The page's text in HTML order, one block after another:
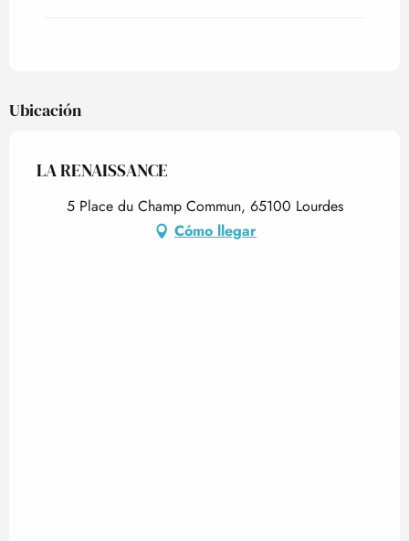
Ubicación
LA RENAISSANCE
5 Place du Champ Commun, 65100 Lourdes
Cómo llegar